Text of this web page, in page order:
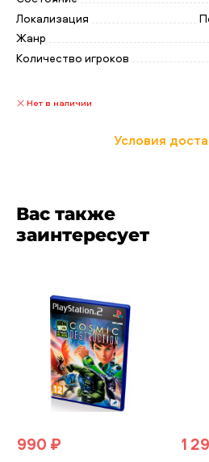
жителями деревни.
Локализация
Жанр
Количество игроков
Нет в наличии
Условия
Вас также
заинтересует
990 ₽ 1